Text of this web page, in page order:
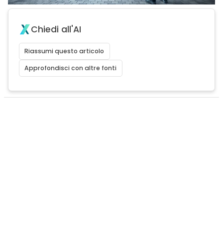
Chiedi all'AI
Riassumi questo articolo
Approfondisci con altre fonti